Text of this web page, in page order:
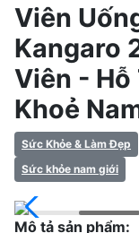
Viên
Kangaro
Viên -
Khoẻ
Sức Khỏe & Làm Đẹp
Sức khỏe nam giới
Mô tả sản phẩm: